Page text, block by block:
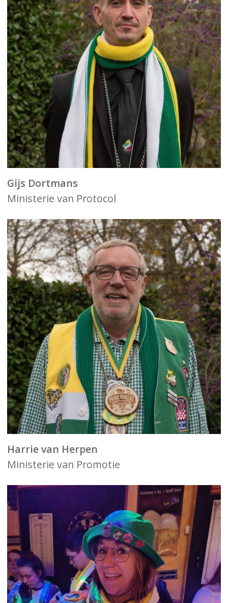
Gijs Dortmans
Ministerie van Protocol
Harrie van Herpen
Ministerie van Promotie